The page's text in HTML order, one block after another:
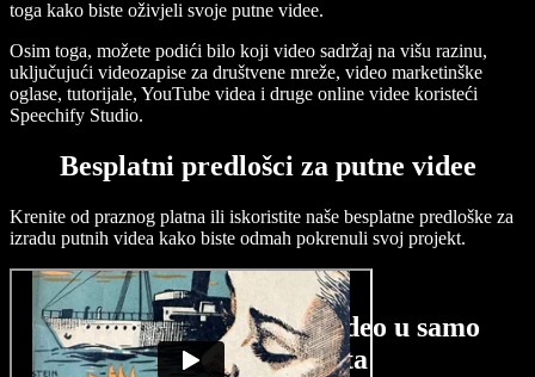
toga kako biste oživjeli svoje putne videe.
Osim toga, možete podići bilo koji video sadržaj na višu razinu,
uključujući videozapise za društvene mreže, video marketinške
oglase, tutorijale, YouTube videa i druge online videe koristeći
Speechify Studio.
Besplatni predlošci za putne videe
Krenite od praznog platna ili iskoristite naše besplatne predloške za
izradu putnih videa kako biste odmah pokrenuli svoj projekt.
Kako napraviti putni video u samo
nekoliko minuta